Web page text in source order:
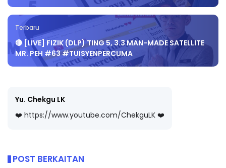
Terbaru
🔴 [LIVE] FIZIK (DLP) TING 5, 3.3 MAN-MADE SATELLITE
MR. PEH #63 #TUISYENPERCUMA
Yu. Chekgu LK
❤️ https://www.youtube.com/ChekguLK ❤️
POST BERKAITAN